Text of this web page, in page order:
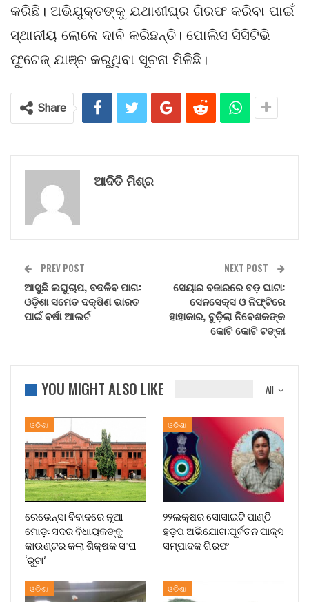
କରିଛି। ଅଭିଯୁକ୍ତଙ୍କୁ ଯଥାଶୀଘ୍ର ଗିରଫ କରିବା ପାଇଁ
ସ୍ଥାନୀୟ ଲୋକେ ଦାବି କରିଛନ୍ତି। ପୋଲିସ ସିସିଟିଭି
ଫୁଟେଜ୍ ଯାଞ୍ଚ କରୁଥିବା ସୂଚନା ମିଳିଛି।
Share
ଆଦିତି ମିଶ୍ର
PREV POST
ଆସୁଛି ଲଘୁଚାପ, ବଦଳିବ ପାଗ:
ଓଡ଼ିଶା ସମେତ ଦକ୍ଷିଣ ଭାରତ
ପାଇଁ ବର୍ଷା ଆଲର୍ଟ
NEXT POST
ସେୟାର ବଜାରରେ ବଡ଼ ଘାଟା:
ସେନସେକ୍ସ ଓ ନିଫ୍ଟିରେ
ହାହାକାର, ବୁଡ଼ିଲା ନିବେଶକଙ୍କ
କୋଟି କୋଟି ଟଙ୍କା
All
YOU MIGHT ALSO LIKE
ଓଡିଶା
ରେଭେନ୍ସା ବିବାଦରେ ନୂଆ
ମୋଡ଼: ସଦର ବିଧାୟକଙ୍କୁ
କାଉଣ୍ଟର କଲା ଶିକ୍ଷକ ସଂଘ
‘ରୁଟା’
ଓଡିଶା
୨୨ଲକ୍ଷର ସୋସାଇଟି ପାଣ୍ଠି
ହଡ଼ପ ଅଭିଯୋଗ;ପୂର୍ବତନ ପାକ୍ସ
ସମ୍ପାଦକ ଗିରଫ
ଓଡିଶା ଓଡିଶା